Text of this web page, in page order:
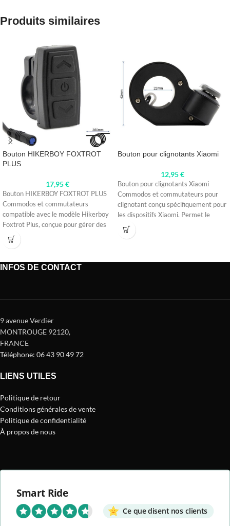
Produits similaires
Bouton HIKERBOY FOXTROT
PLUS
17,95€
Bouton HIKERBOY FOXTROT PLUS
Commodos et commutateurs
compatible avec le modèle Hikerboy
Foxtrot Plus, conçue pour gérer des
fonctions telles
Bouton pour clignotants Xiaomi
12,95€
Bouton pour clignotants Xiaomi
Commodos et commutateurs pour
clignotant conçu spécifiquement pour
les dispositifs Xiaomi. Permet le
contrôle efficace de
INFOS DE CONTACT
9 avenue Verdier
MONTROUGE 92120,
FRANCE
Téléphone: 06 43 90 49 72
LIENS UTILES
Politique de retour
Conditions générales de vente
Politique de confidentialité
À propos de nous
Smart Ride
Ce que disent nos clients